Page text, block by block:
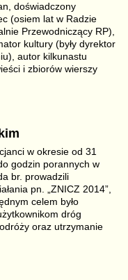
doświadczony
(osiem lat w Radzie
Przewodniczący RP),
kultury (były dyrektor
autor kilkunastu
i zbiorów wierszy
w okresie od 31
godzin porannych w
br. prowadzili
pn. „ZNICZ 2014”,
celem było
dróg
oraz utrzymanie